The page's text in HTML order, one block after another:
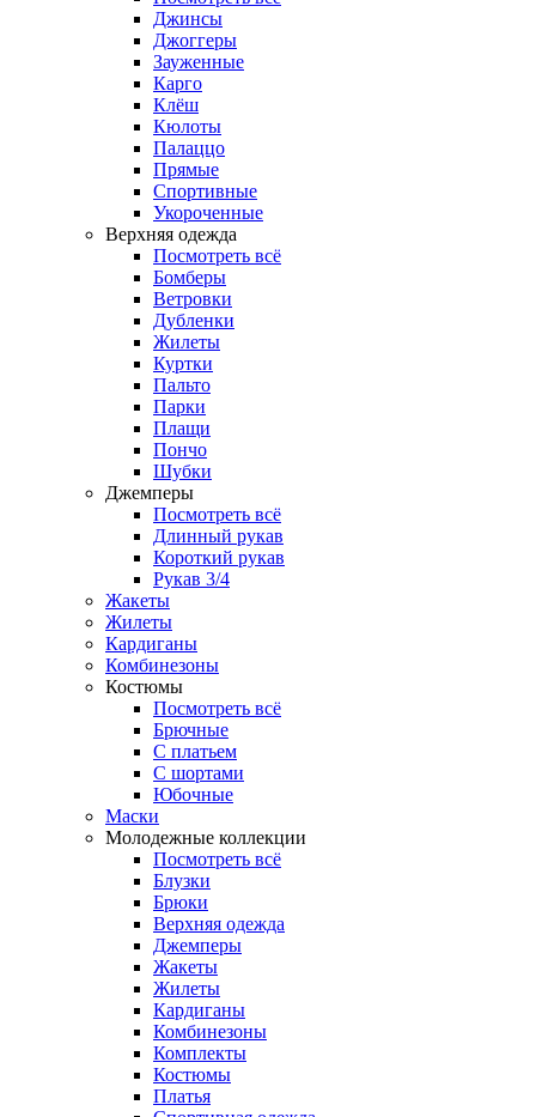
Джинсы
Джоггеры
Зауженные
Карго
Клёш
Кюлоты
Палаццо
Прямые
Спортивные
Укороченные
Верхняя одежда
Посмотреть всё
Бомберы
Ветровки
Дубленки
Жилеты
Куртки
Пальто
Парки
Плащи
Пончо
Шубки
Джемперы
Посмотреть всё
Длинный рукав
Короткий рукав
Рукав 3/4
Жакеты
Жилеты
Кардиганы
Комбинезоны
Костюмы
Посмотреть всё
Брючные
С платьем
С шортами
Юбочные
Маски
Молодежные коллекции
Посмотреть всё
Блузки
Брюки
Верхняя одежда
Джемперы
Жакеты
Жилеты
Кардиганы
Комбинезоны
Комплекты
Костюмы
Платья